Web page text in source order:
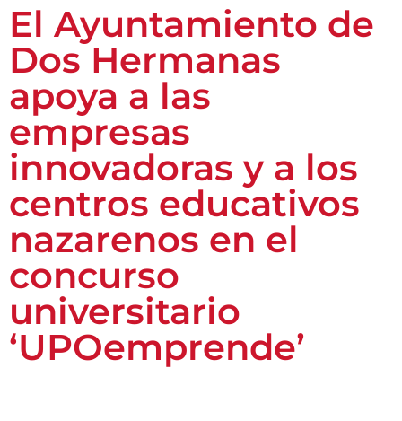
El Ayuntamiento de
Dos Hermanas
apoya a las
empresas
innovadoras y a los
centros educativos
nazarenos en el
concurso
universitario
‘UPOemprende’